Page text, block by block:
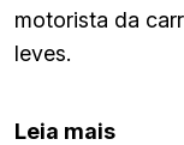
motorista da
leves.
Leia mais